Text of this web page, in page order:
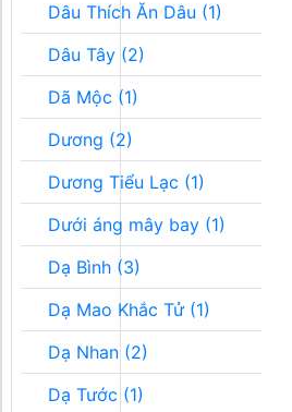
Dâu Thích Ăn Dâu (1)
Dâu Tây (2)
Dã Mộc (1)
Dương (2)
Dương Tiểu Lạc (1)
Dưới áng mây bay (1)
Dạ Bình (3)
Dạ Mao Khắc Tử (1)
Dạ Nhan (2)
Dạ Tước (1)